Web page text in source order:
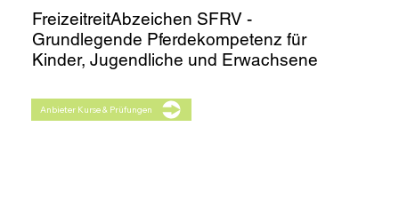
FreizeitreitAbzeichen SFRV -
Grundlegende Pferdekompetenz für
Kinder, Jugendliche und Erwachsene
Anbieter Kurse & Prüfungen